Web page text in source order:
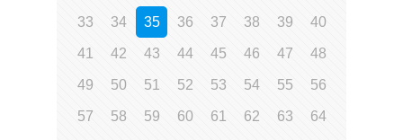
33 34 35 36 37 38 39 40
41 42 43 44 45 46 47 48
49 50 51 52 53 54 55 56
57 58 59 60 61 62 63 64